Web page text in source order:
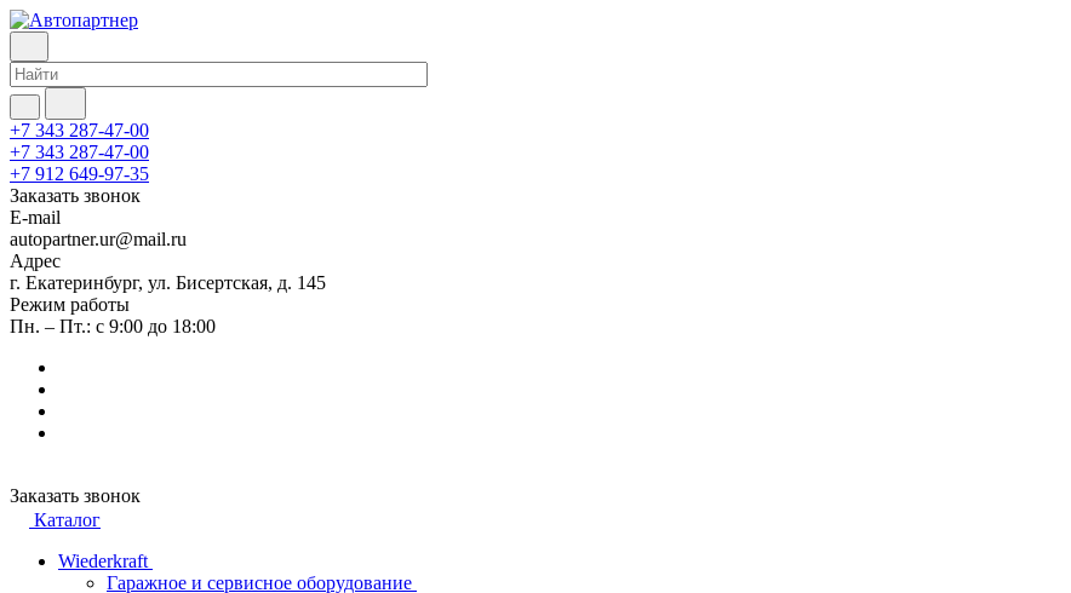
+7 343 287-47-00
+7 343 287-47-00
+7 912 649-97-35
Заказать звонок
E-mail
autopartner.ur@mail.ru
Адрес
г. Екатеринбург, ул. Бисертская, д. 145
Режим работы
Пн. – Пт.: с 9:00 до 18:00
Заказать звонок
Каталог
Wiederkraft
Гаражное и сервисное оборудование